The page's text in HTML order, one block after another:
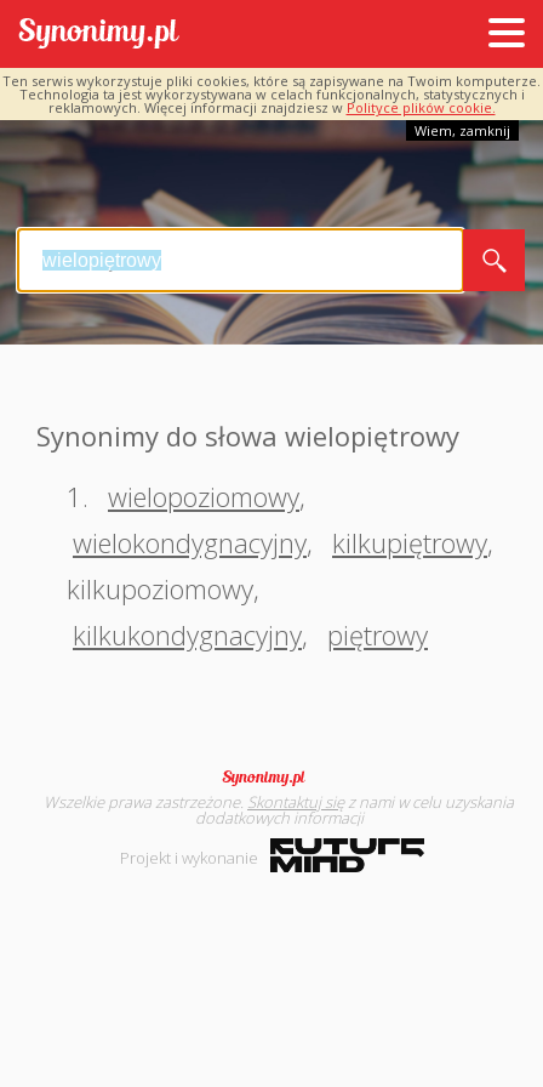
Ten serwis wykorzystuje pliki cookies, które są zapisywane na Twoim komputerze.
Technologia ta jest wykorzystywana w celach funkcjonalnych, statystycznych i
reklamowych. Więcej informacji znajdziesz w Polityce plików cookie.
Wiem, zamknij
Synonimy do słowa wielopiętrowy
1. wielopoziomowy,
wielokondygnacyjny, kilkupiętrowy,
kilkupoziomowy,
kilkukondygnacyjny, piętrowy
Wszelkie prawa zastrzeżone. Skontaktuj sięz nami w celu uzyskania
dodatkowych informacji
Projekt i wykonanie